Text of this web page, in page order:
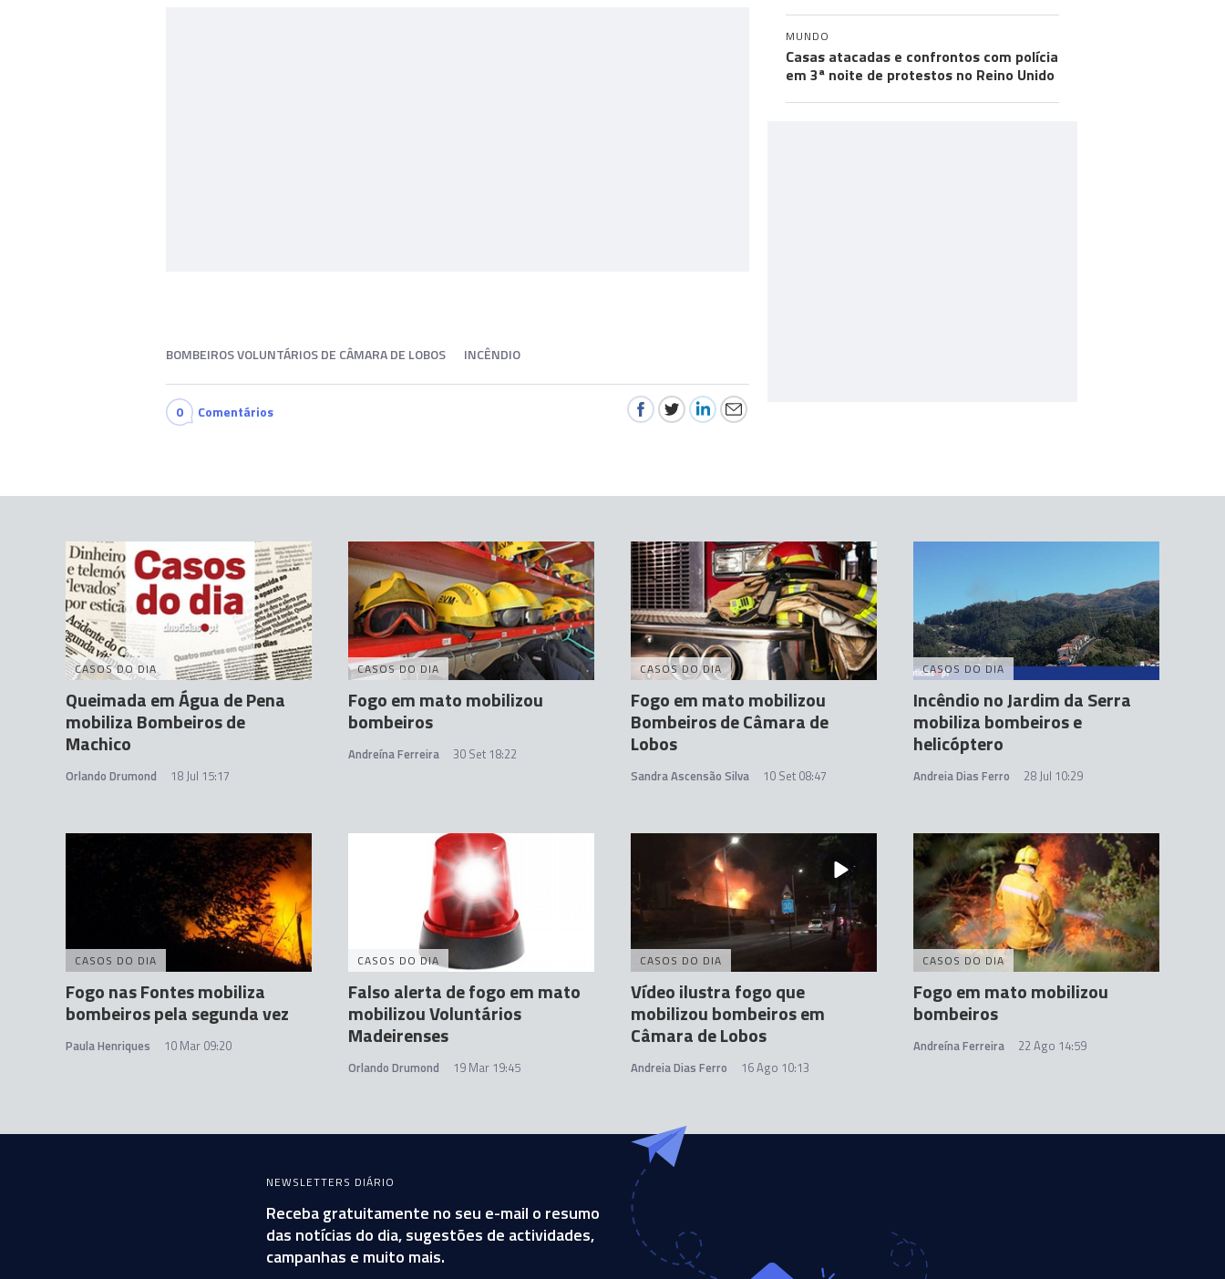
BOMBEIROS VOLUNTÁRIOS DE CÂMARA DE LOBOS INCÊNDIO
0 Comentários
MUNDO
Casas atacadas e confrontos com polícia
em 3ª noite de protestos no Reino Unido
CASOS DO DIA
Queimada em Água de Pena
mobiliza Bombeiros de
Machico
Orlando Drumond 18 Jul 15:17
CASOS DO DIA
Fogo em mato mobilizou
bombeiros
Andreína Ferreira 30 Set 18:22
CASOS DO DIA
Fogo em mato mobilizou
Bombeiros de Câmara de
Lobos
Sandra Ascensão Silva 10 Set 08:47
CASOS DO DIA
Incêndio no Jardim da Serra
mobiliza bombeiros e
helicóptero
Andreia Dias Ferro 28 Jul 10:29
CASOS DO DIA
Fogo nas Fontes mobiliza
bombeiros pela segunda vez
Paula Henriques 10 Mar 09:20
CASOS DO DIA
Falso alerta de fogo em mato
mobilizou Voluntários
Madeirenses
Orlando Drumond 19 Mar 19:45
CASOS DO DIA
Vídeo ilustra fogo que
mobilizou bombeiros em
Câmara de Lobos
Andreia Dias Ferro 16 Ago 10:13
CASOS DO DIA
Fogo em mato mobilizou
bombeiros
Andreína Ferreira 22 Ago 14:59
NEWSLETTERS DIÁRIO
Receba gratuitamente no seu e-mail o resumo
das notícias do dia, sugestões de actividades,
campanhas e muito mais.